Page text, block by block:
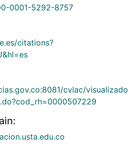
0001-5292-8757
citations?
cvlac/visualizado